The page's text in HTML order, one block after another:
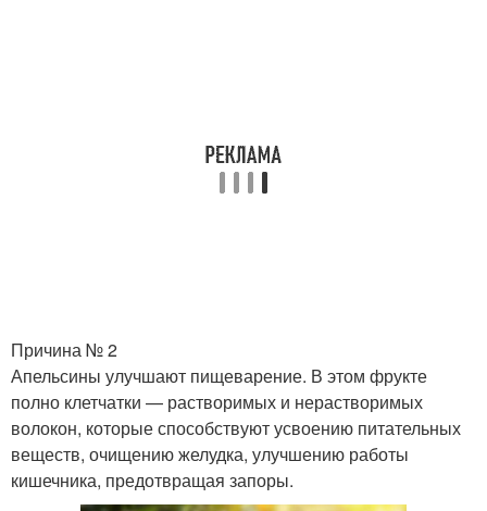
Причина № 2
Апельсины улучшают пищеварение. В этом фрукте
полно клетчатки — растворимых и нерастворимых
волокон, которые способствуют усвоению питательных
веществ, очищению желудка, улучшению работы
кишечника, предотвращая запоры.